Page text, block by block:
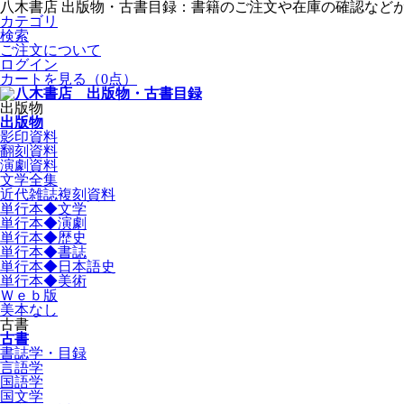
八木書店 出版物・古書目録：書籍のご注文や在庫の確認など
カテゴリ
検索
ご注文について
ログイン
カートを見る
（0点）
出版物
出版物
影印資料
翻刻資料
演劇資料
文学全集
近代雑誌複刻資料
単行本◆文学
単行本◆演劇
単行本◆歴史
単行本◆書誌
単行本◆日本語史
単行本◆美術
Ｗｅｂ版
美本なし
古書
古書
書誌学・目録
言語学
国語学
国文学